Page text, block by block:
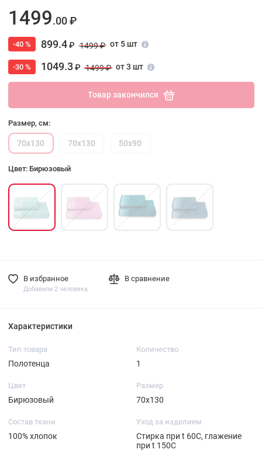
1499.00 ₽
-40 % 899.4₽ 1499 ₽ от 5 шт
-30 % 1049.3₽ 1499 ₽ от 3 шт
Товар закончился
Размер, см:
70х130 70х130 50х90
Цвет: Бирюзовый
В избранное
Добавили 2 человека
В сравнение
Характеристики
Тип товара
Полотенца
Количество
1
Цвет
Бирюзовый
Размер
70х130
Состав ткани
100% хлопок
Уход за изделием
Стирка при t 60С, глажение
при t 150C